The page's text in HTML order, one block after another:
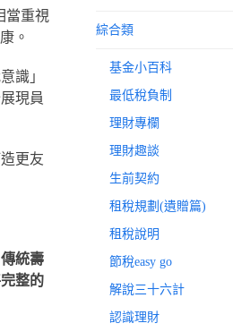
當重視
。
識」
現員
更友
統壽
整的
綜合類
基金小百科
最低稅負制
理財專欄
理財趣談
生前契約
租稅規劃(遺贈篇)
租稅說明
節稅easy go
解說三十六計
認識理財